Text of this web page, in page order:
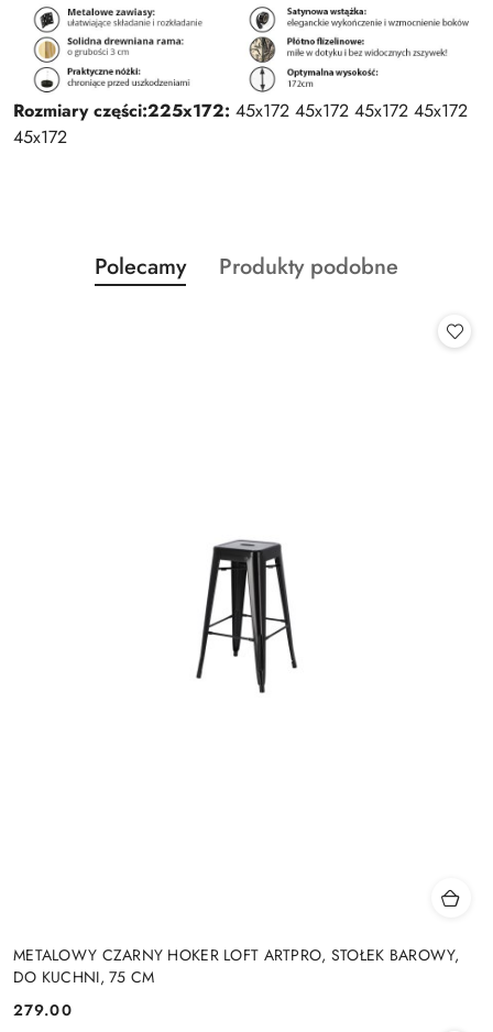
Rozmiary części:225x172: 45x172 45x172 45x172 45x172
45x172
Pomiń karuzelę produktów
Produkty
o
Polecamy
Produkty
Produkty podobne
METALOWY CZARNY HOKER LOFT ARTPRO, STOŁEK BAROWY,
DO KUCHNI, 75 CM
Cena:
279.00